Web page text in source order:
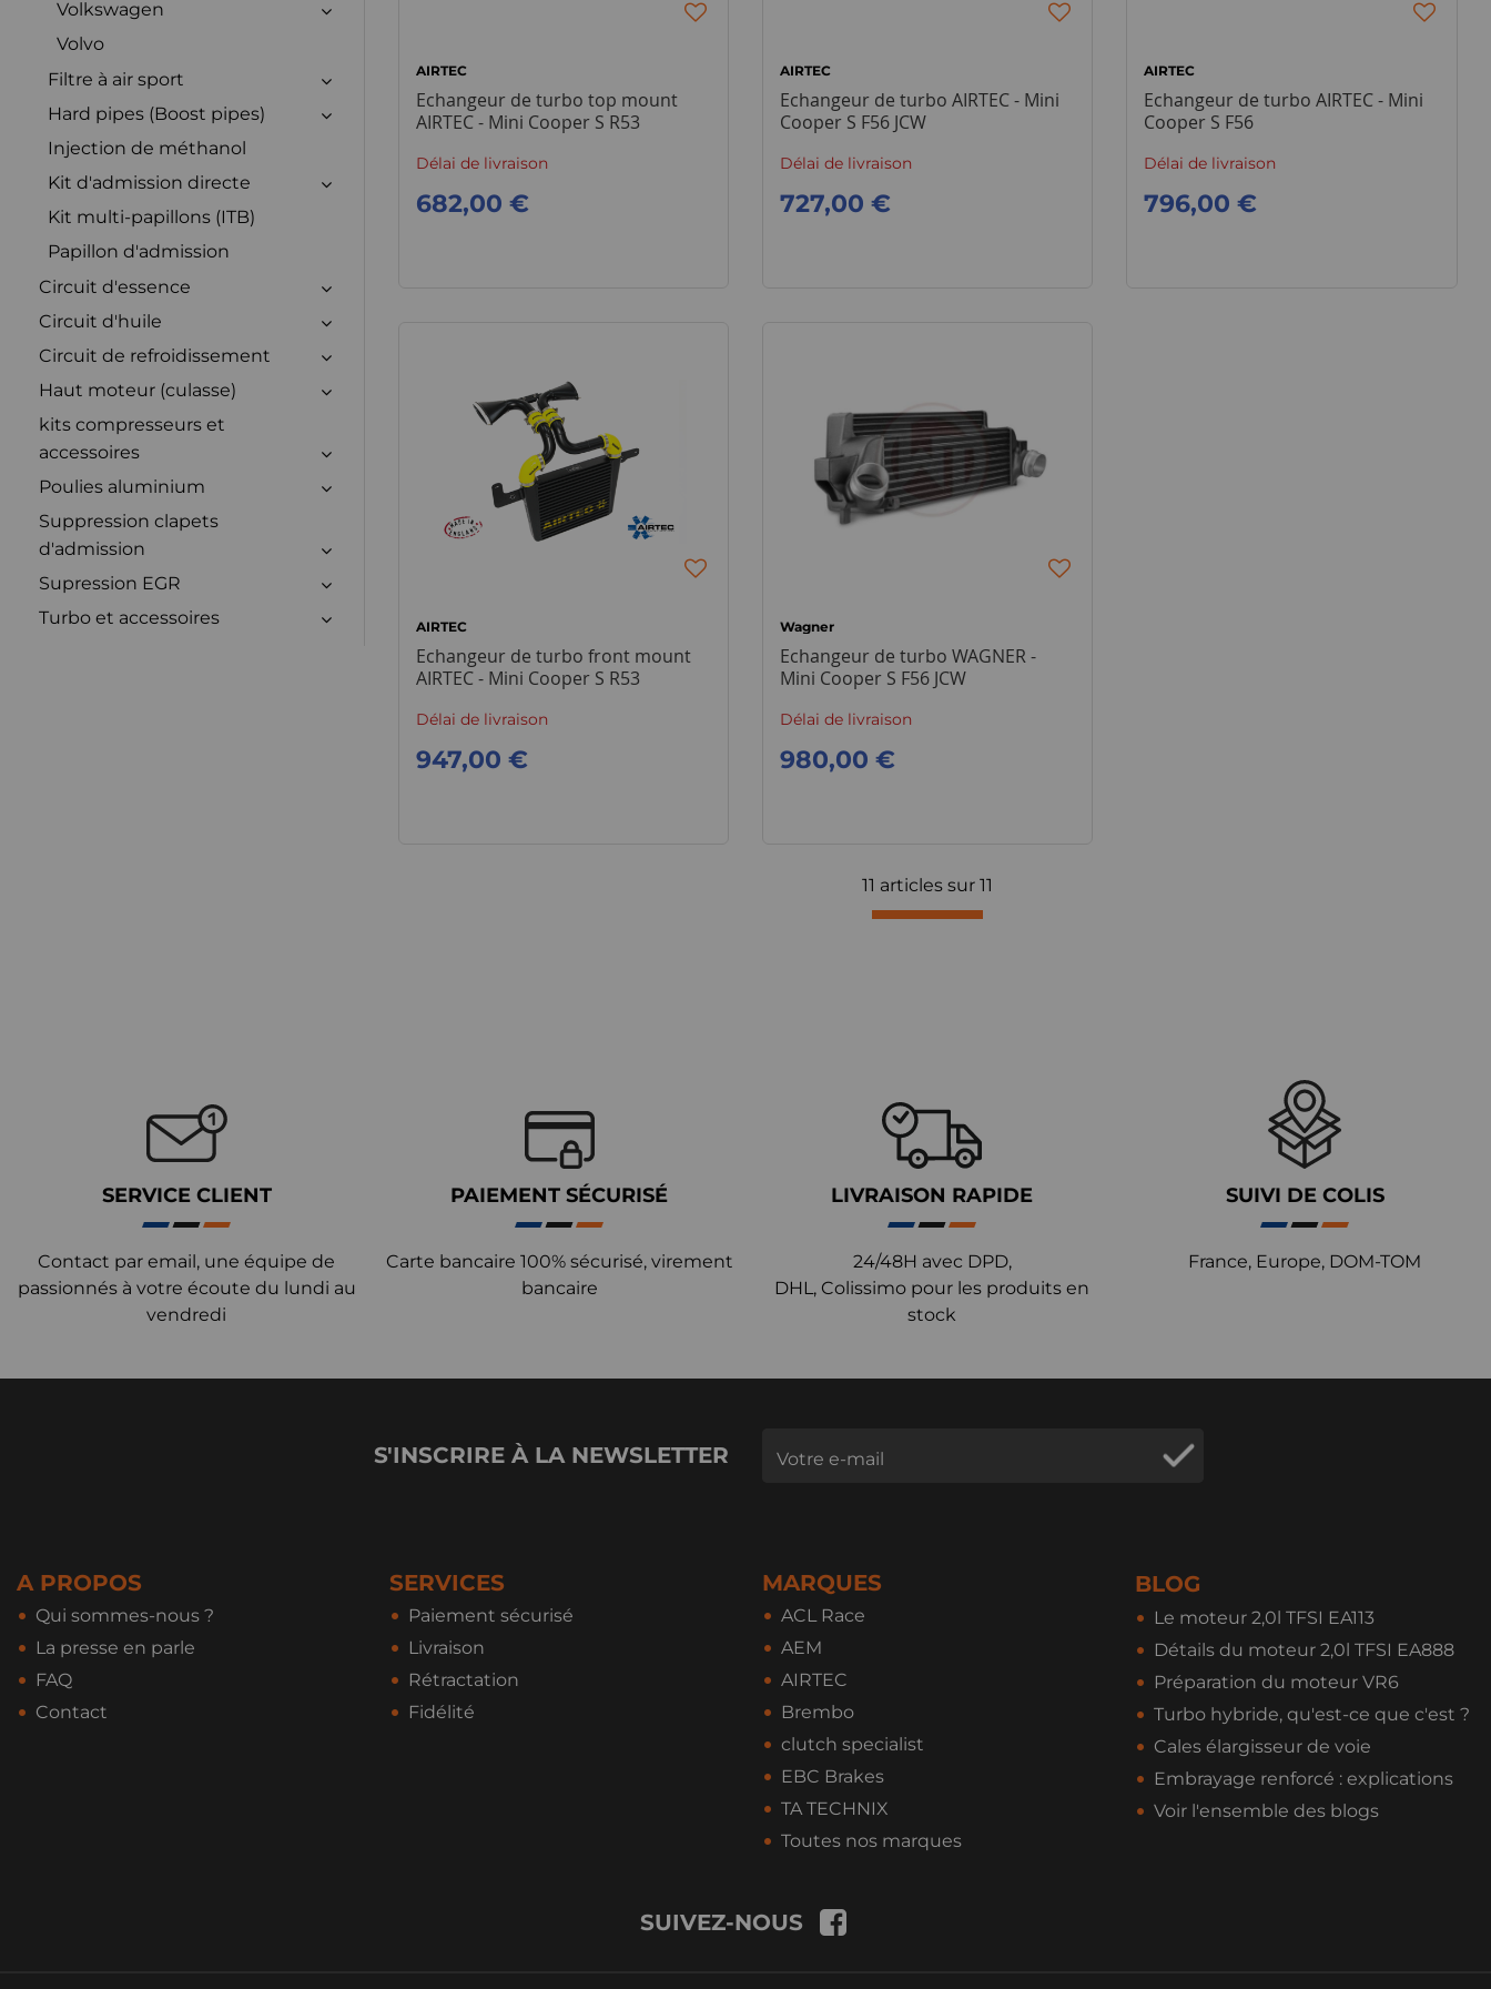
Volkswagen
Volvo
Filtre à air sport
Hard pipes (Boost pipes)
Injection de méthanol
Kit d'admission directe
Kit multi-papillons (ITB)
Papillon d'admission
Circuit d'essence
Circuit d'huile
Circuit de refroidissement
Haut moteur (culasse)
kits compresseurs et
accessoires
Poulies aluminium
Suppression clapets
d'admission
Supression EGR
Turbo et accessoires
AIRTEC
Echangeur de turbo top mount
AIRTEC - Mini Cooper S R53
Délai de livraison
682,00 €
AIRTEC
Echangeur de turbo AIRTEC - Mini
Cooper S F56 JCW
Délai de livraison
727,00 €
AIRTEC
Echangeur de turbo AIRTEC - Mini
Cooper S F56
Délai de livraison
796,00 €
AIRTEC
Echangeur de turbo front mount
AIRTEC - Mini Cooper S R53
Délai de livraison
947,00 €
Wagner
Echangeur de turbo WAGNER -
Mini Cooper S F56 JCW
Délai de livraison
980,00 €
11 articles sur 11
SERVICE CLIENT
Contact par email, une équipe de
passionnés à votre écoute du lundi au
vendredi
PAIEMENT SÉCURISÉ
Carte bancaire 100% sécurisé, virement
bancaire
LIVRAISON RAPIDE
24/48H avec DPD,
DHL, Colissimo pour les produits en
stock
SUIVI DE COLIS
France, Europe, DOM-TOM
S'INSCRIRE À LA NEWSLETTER
A PROPOS
Qui sommes-nous ?
La presse en parle
FAQ
Contact
SERVICES
Paiement sécurisé
Livraison
Rétractation
Fidélité
MARQUES
ACL Race
AEM
AIRTEC
Brembo
clutch specialist
EBC Brakes
TA TECHNIX
Toutes nos marques
BLOG
Le moteur 2,0l TFSI EA113
Détails du moteur 2,0l TFSI EA888
Préparation du moteur VR6
Turbo hybride, qu'est-ce que c'est ?
Cales élargisseur de voie
Embrayage renforcé : explications
Voir l'ensemble des blogs
SUIVEZ-NOUS